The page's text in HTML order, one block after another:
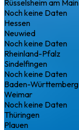
Rüsselsheim am Main
Noch keine Daten
Hessen
Neuwied
Noch keine Daten
Rheinland-Pfalz
Sindelfingen
Noch keine Daten
Baden-Württemberg
Weimar
Noch keine Daten
Thüringen
Plauen